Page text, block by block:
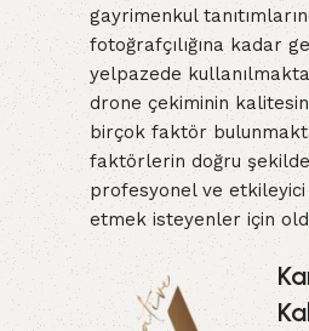
gayrimenkul
fotoğrafçılığına kadar
yelpazede
drone çekiminin
birçok faktör
faktörlerin doğru şekilde
profesyonel ve
etmek isteyenler için